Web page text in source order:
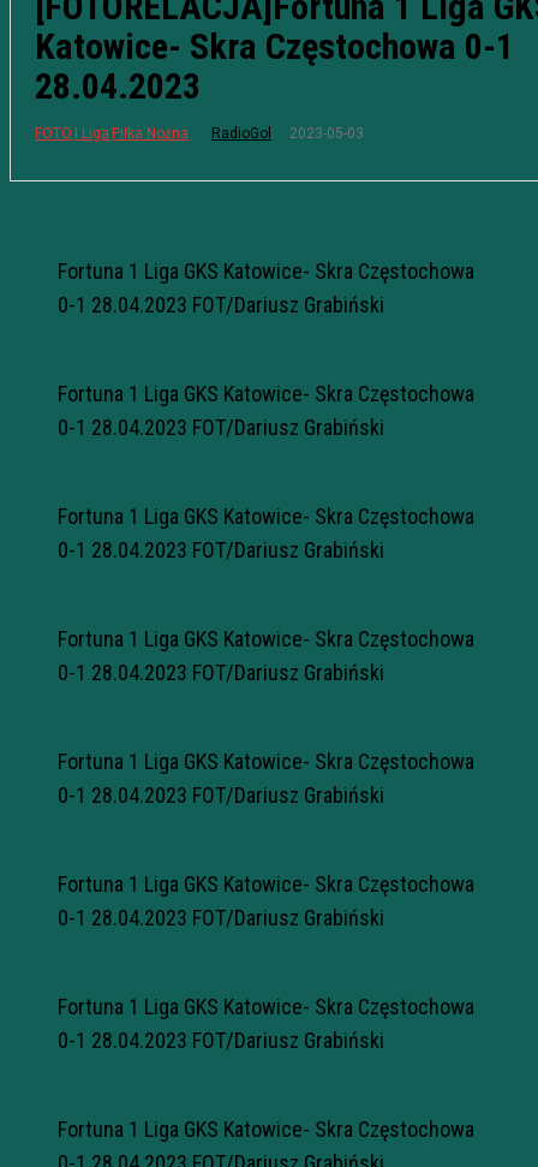
Katowice- Skra Częstochowa 0-1
28.04.2023
FOTO I Liga Piłka Nożna RadioGol 2023-05-03
Fortuna 1 Liga GKS Katowice- Skra Częstochowa
0-1 28.04.2023 FOT/Dariusz Grabiński
Fortuna 1 Liga GKS Katowice- Skra Częstochowa
0-1 28.04.2023 FOT/Dariusz Grabiński
Fortuna 1 Liga GKS Katowice- Skra Częstochowa
0-1 28.04.2023 FOT/Dariusz Grabiński
Fortuna 1 Liga GKS Katowice- Skra Częstochowa
0-1 28.04.2023 FOT/Dariusz Grabiński
Fortuna 1 Liga GKS Katowice- Skra Częstochowa
0-1 28.04.2023 FOT/Dariusz Grabiński
Fortuna 1 Liga GKS Katowice- Skra Częstochowa
0-1 28.04.2023 FOT/Dariusz Grabiński
Fortuna 1 Liga GKS Katowice- Skra Częstochowa
0-1 28.04.2023 FOT/Dariusz Grabiński
Fortuna 1 Liga GKS Katowice- Skra Częstochowa